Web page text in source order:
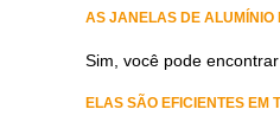
AS JANELAS DE ALUMÍNIO
Sim, você pode
ELAS SÃO EFICIENTES EM